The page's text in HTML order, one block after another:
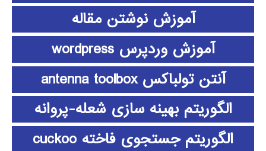
آموزش نوشتن مقاله
آموزش وردپرس wordpress
آنتن تولباکس antenna toolbox
الگوریتم بهینه سازی شعله-پروانه
الگوریتم جستجوی فاخته cuckoo